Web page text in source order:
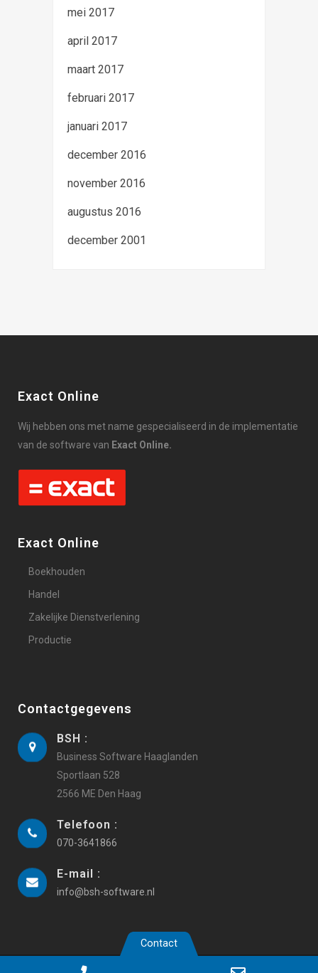
mei 2017
april 2017
maart 2017
februari 2017
januari 2017
december 2016
november 2016
augustus 2016
december 2001
Exact Online
Wij hebben ons met name gespecialiseerd in de implementatie
van de software van Exact Online.
Exact Online
Boekhouden
Handel
Zakelijke Dienstverlening
Productie
Contactgegevens
BSH :
Business Software Haaglanden
Sportlaan 528
2566 ME Den Haag
Telefoon :
070-3641866
E-mail :
info@bsh-software.nl
Copyright 2019 Business Software Haaglanden |
Contact